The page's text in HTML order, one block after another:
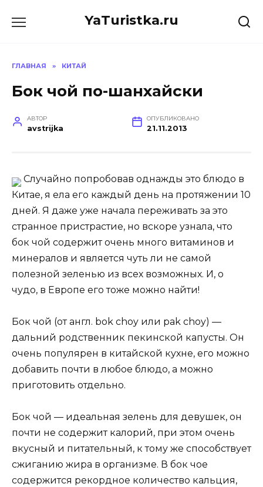
YaTuristka.ru
ГЛАВНАЯ » КИТАЙ
Бок чой по-шанхайски
АВТОР
avstrijka
ОПУБЛИКОВАНО
21.11.2013
Случайно попробовав однажды это блюдо в
Китае, я ела его каждый день на протяжении 10
дней. Я даже уже начала переживать за это
странное пристрастие, но вскоре узнала, что
бок чой содержит очень много витаминов и
минералов и является чуть ли не самой
полезной зеленью из всех возможных. И, о
чудо, в Европе его тоже можно найти!
Бок чой (от англ. bok choy или pak choy) —
дальний родственник пекинской капусты. Он
очень популярен в китайской кухне, его можно
добавить почти в любое блюдо, а можно
приготовить отдельно.
Бок чой — идеальная зелень для девушек, он
почти не содержит калорий, при этом очень
вкусный и питательный, к тому же способствует
сжиганию жира в организме. В бок чое
содержится рекордное количество кальция,